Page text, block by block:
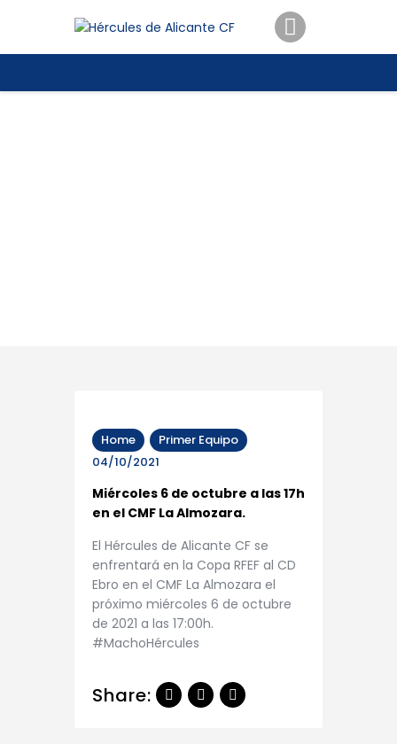
ENTRADAS
TIENDA
Home
Primer Equipo
04/10/2021
Miércoles 6 de octubre a las 17h
en el CMF La Almozara.
El Hércules de Alicante CF se
enfrentará en la Copa RFEF al CD
Ebro en el CMF La Almozara el
próximo miércoles 6 de octubre
de 2021 a las 17:00h.
#MachoHércules
Share: